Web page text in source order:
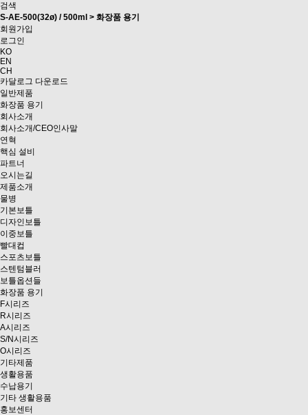
검색
S-AE-500(32ø) / 500ml > 화장품 용기
회원가입
로그인
KO
EN
CH
카달로그 다운로드
일반제품
화장품 용기
회사소개
회사소개/CEO인사말
연혁
핵심 설비
파트너
오시는길
제품소개
물병
기본보틀
디자인보틀
이중보틀
빨대컵
스포츠보틀
스텐텀블러
보틀옵션들
화장품 용기
F시리즈
R시리즈
A시리즈
S/N시리즈
O시리즈
기타제품
생활용품
수납용기
기타 생활용품
홍보센터